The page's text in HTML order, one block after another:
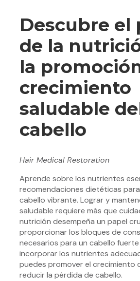
Descubre el
de la
la
crecimiento
saludable
cabello
Hair Medical Restoration
Aprende sobre los nutrientes
recomendaciones dietéticas
cabello vibrante. Lograr y
saludable requiere más que
nutrición desempeña un papel
proporcionar los bloques de
necesarios para un cabello
incorporar los nutrientes
puedes promover el crecimiento
reducir la pérdida de cabello.